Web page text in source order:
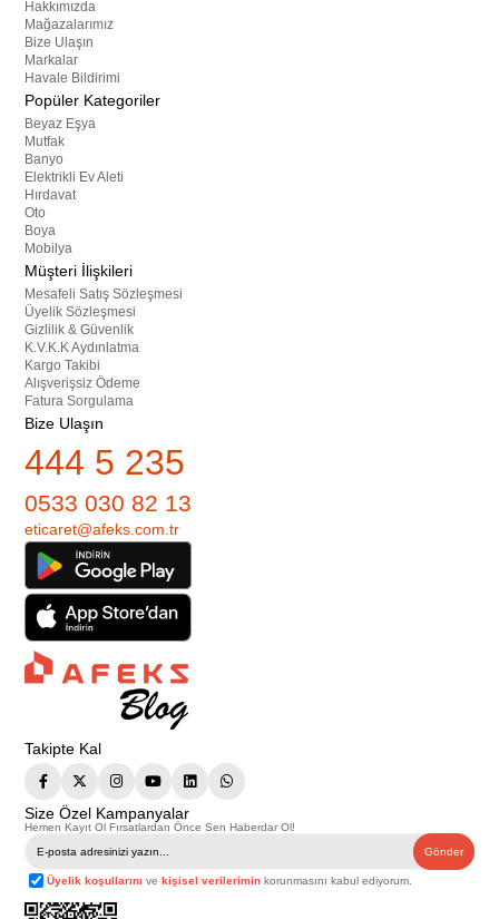
Hakkımızda
Mağazalarımız
Bize Ulaşın
Markalar
Havale Bildirimi
Popüler Kategoriler
Beyaz Eşya
Mutfak
Banyo
Elektrikli Ev Aleti
Hırdavat
Oto
Boya
Mobilya
Müşteri İlişkileri
Mesafeli Satış Sözleşmesi
Üyelik Sözleşmesi
Gizlilik & Güvenlik
K.V.K.K Aydınlatma
Kargo Takibi
Alışverişsiz Ödeme
Fatura Sorgulama
Bize Ulaşın
444 5 235
0533 030 82 13
eticaret@afeks.com.tr
Takipte Kal
Size Özel Kampanyalar
Hemen Kayıt Ol Fırsatlardan Önce Sen Haberdar Ol!
Gönder
Üyelik koşullarını vekişisel verilerimin korunmasını kabul ediyorum.